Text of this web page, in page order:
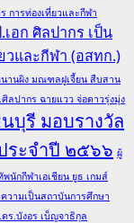
การท่องเที่ยวและกีฬา
อก ศิลปากร เป็น
วและกีฬา (อสทก.)
านผิง มณฑลฝูเจี้ยน สืบสาน
ลปากร ฉายแวว จ่อดาวรุ่งมุ่ง
บุรี มอบรางวัล
ระจำปี ๒๕๖๖ ผู้
นักกีฬาเอเชียน ยูธ เกมส์
วามเป็นสถาบันการศึกษา
ร.บังอร เบ็ญจาธิกุล